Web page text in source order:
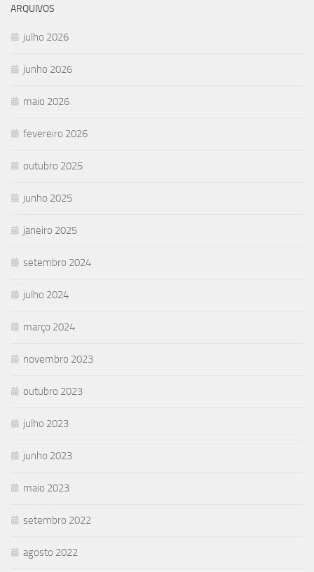
ARQUIVOS
julho 2026
junho 2026
maio 2026
fevereiro 2026
outubro 2025
junho 2025
janeiro 2025
setembro 2024
julho 2024
março 2024
novembro 2023
outubro 2023
julho 2023
junho 2023
maio 2023
setembro 2022
agosto 2022